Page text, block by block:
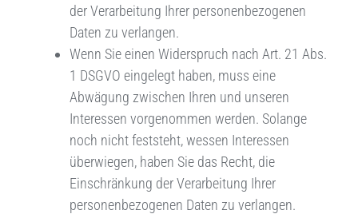
der Verarbeitung Ihrer personenbezogenen
Daten zu verlangen.
Wenn Sie einen Widerspruch nach Art. 21 Abs.
1 DSGVO eingelegt haben, muss eine
Abwägung zwischen Ihren und unseren
Interessen vorgenommen werden. Solange
noch nicht feststeht, wessen Interessen
überwiegen, haben Sie das Recht, die
Einschränkung der Verarbeitung Ihrer
personenbezogenen Daten zu verlangen.